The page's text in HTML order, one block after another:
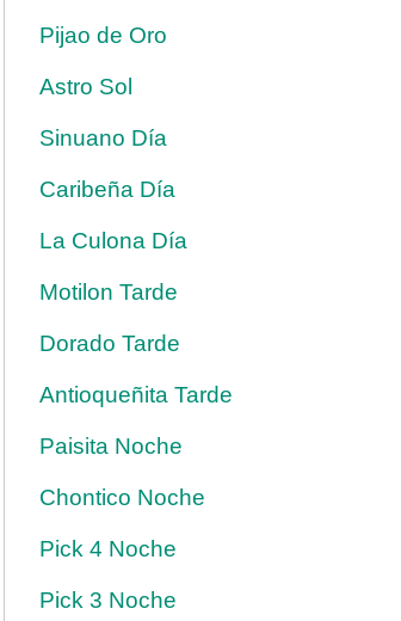
Pijao de Oro
Astro Sol
Sinuano Día
Caribeña Día
La Culona Día
Motilon Tarde
Dorado Tarde
Antioqueñita Tarde
Paisita Noche
Chontico Noche
Pick 4 Noche
Pick 3 Noche